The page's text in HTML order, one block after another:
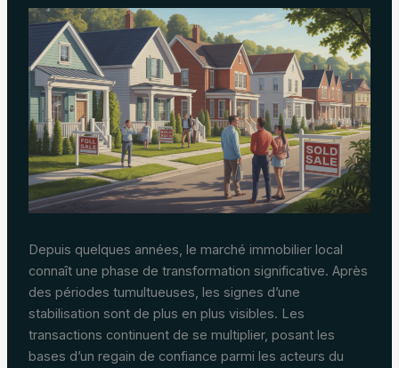
Depuis quelques années, le marché immobilier local
connaît une phase de transformation significative. Après
des périodes tumultueuses, les signes d’une
stabilisation sont de plus en plus visibles. Les
transactions continuent de se multiplier, posant les
bases d’un regain de confiance parmi les acteurs du